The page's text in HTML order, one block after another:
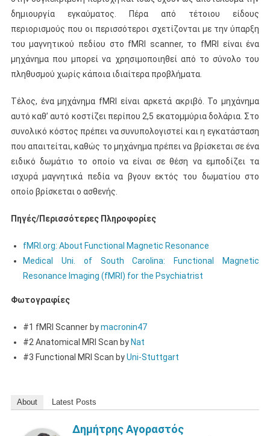
δημιουργία εγκαύματος. Πέρα από τέτοιου είδους
περιορισμούς που οι περισσότεροι σχετίζονται με την ύπαρξη
του μαγνητικού πεδίου στο fMRI scanner, το fMRI είναι ένα
μηχάνημα που μπορεί να χρησιμοποιηθεί από το σύνολο του
πληθυσμού χωρίς κάποια ιδιαίτερα προβλήματα.
Τέλος, ένα μηχάνημα fMRI είναι αρκετά ακριβό. Το μηχάνημα
αυτό καθ’ αυτό κοστίζει περίπου 2,5 εκατομμύρια δολάρια. Στο
συνολικό κόστος πρέπει να συνυπολογιστεί και η εγκατάσταση
που απαιτείται, καθώς το μηχάνημα πρέπει να βρίσκεται σε ένα
ειδικό δωμάτιο το οποίο να είναι σε θέση να εμποδίζει τα
ισχυρά μαγνητικά πεδία να βγουν εκτός του δωματίου στο
οποίο βρίσκεται ο ασθενής.
Πηγές/Περισσότερες Πληροφορίες
fMRI.org: About Functional Magnetic Resonance
Medical Uni. of South Carolina: Functional Magnetic
Resonance Imaging (fMRI) for the Psychiatrist
Φωτογραφίες
#1 fMRI Scanner bymacronin47
#2 Anatomical MRI Scan by Nat
#3 Functional MRI Scan byUni-Stuttgart
About Latest Posts
Δημήτρης Αγοραστός